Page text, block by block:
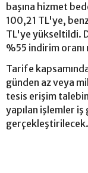
başına hizmet
100,21 TL'ye,
TL'ye yükseltildi.
%55 indirim
Tarife
günden az veya
tesis erişim
yapılan işlemler
gerçekleştirilecek.